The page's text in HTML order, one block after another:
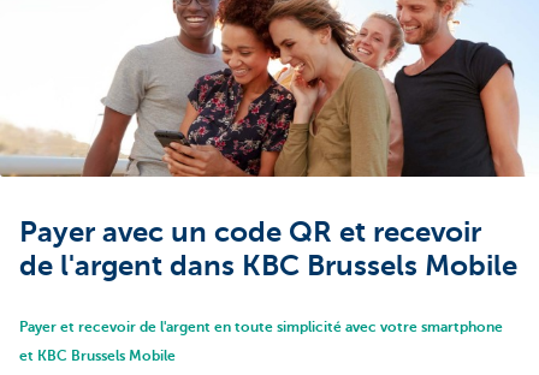
Payer avec un code QR et recevoir
de l'argent dans KBC Brussels Mobile
Payer et recevoir de l'argent en toute simplicité avec votre smartphone
et KBC Brussels Mobile